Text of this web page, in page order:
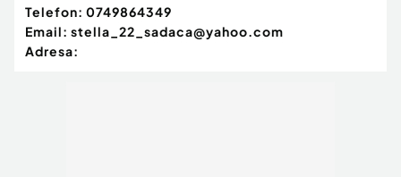
Telefon: 0749864349
Email: stella_22_sadaca@yahoo.com
Adresa: